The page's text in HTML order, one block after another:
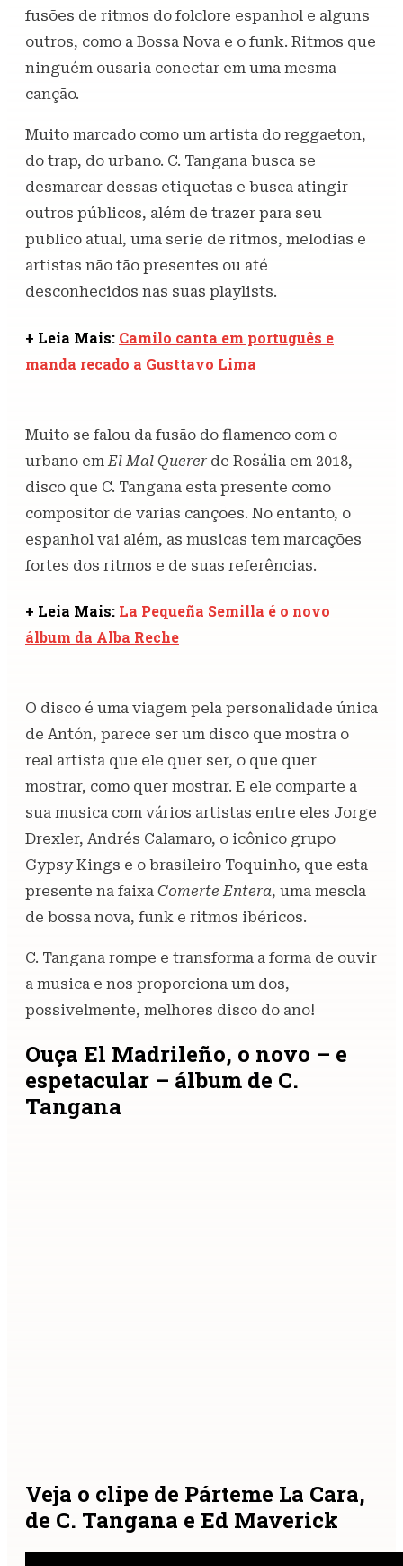
fusões de ritmos do folclore espanhol e alguns
outros, como a Bossa Nova e o funk. Ritmos que
ninguém ousaria conectar em uma mesma
canção.
Muito marcado como um artista do reggaeton,
do trap, do urbano. C. Tangana busca se
desmarcar dessas etiquetas e busca atingir
outros públicos, além de trazer para seu
publico atual, uma serie de ritmos, melodias e
artistas não tão presentes ou até
desconhecidos nas suas playlists.
+ Leia Mais: Camilo canta em português e
manda recado a Gusttavo Lima
Muito se falou da fusão do flamenco com o
urbano emEl Mal Querer de Rosália em 2018,
disco que C. Tangana esta presente como
compositor de varias canções. No entanto, o
espanhol vai além, as musicas tem marcações
fortes dos ritmos e de suas referências.
+ Leia Mais: La Pequeña Semilla é o novo
álbum da Alba Reche
O disco é uma viagem pela personalidade única
de Antón, parece ser um disco que mostra o
real artista que ele quer ser, o que quer
mostrar, como quer mostrar. E ele comparte a
sua musica com vários artistas entre eles Jorge
Drexler, Andrés Calamaro, o icônico grupo
Gypsy Kings e o brasileiro Toquinho, que esta
presente na faixa Comerte Entera, uma mescla
de bossa nova, funk e ritmos ibéricos.
C. Tangana rompe e transforma a forma de ouvir
a musica e nos proporciona um dos,
possivelmente, melhores disco do ano!
Ouça El Madrileño, o novo – e
espetacular – álbum de C.
Tangana
Veja o clipe de Párteme La Cara,
de C. Tangana e Ed Maverick